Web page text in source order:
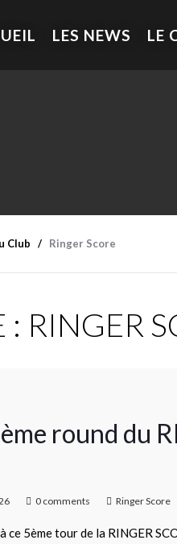
LES NEWS LE
Club Ringer Score
: RINGER
round du
0 comments Ringer Score
5ème tour de la RINGER